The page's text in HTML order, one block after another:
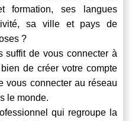
formation, ses langues
sa ville et pays de
?
suffit de vous connecter à
de créer votre compte
vous connecter au réseau
le monde.
qui regroupe la